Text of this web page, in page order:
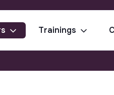
Trainings